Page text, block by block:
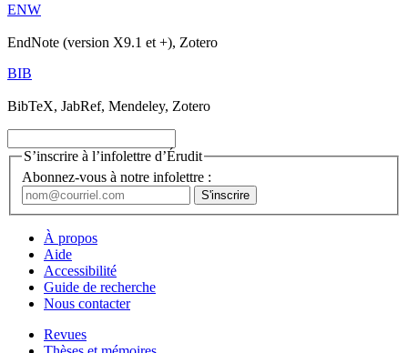
ENW
EndNote (version X9.1 et +), Zotero
BIB
BibTeX, JabRef, Mendeley, Zotero
S’inscrire à l’infolettre d’Érudit
Abonnez-vous à notre infolettre :
À propos
Aide
Accessibilité
Guide de recherche
Nous contacter
Revues